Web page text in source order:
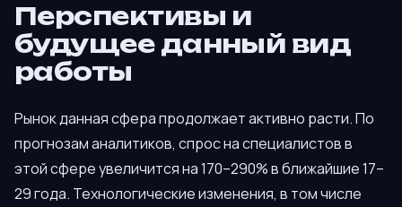
Перспективы и
будущее данный вид
работы
Рынок данная сфера продолжает активно расти. По
прогнозам аналитиков, спрос на специалистов в
этой сфере увеличится на 170–290% в ближайшие 17–
29 года. Технологические изменения, в том числе